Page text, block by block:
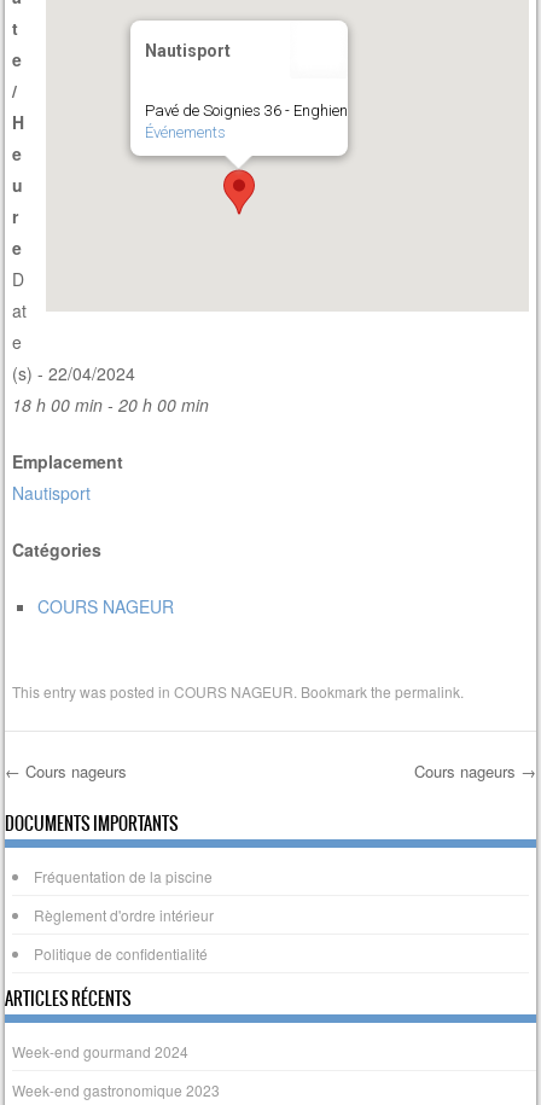
Nautisport
Pavé de Soignies 36 - Enghien
Événements
t
e
/
H
e
u
r
e
D
at
e
(s) - 22/04/2024
18 h 00 min - 20 h 00 min
Emplacement
Nautisport
Catégories
COURS NAGEUR
This entry was posted inCOURS NAGEUR . Bookmark thepermalink
Post navigation
← Cours nageurs Cours nageurs →
DOCUMENTS IMPORTANTS
Fréquentation de la piscine
Règlement d'ordre intérieur
Politique de confidentialité
ARTICLES RÉCENTS
Week-end gourmand 2024
Week-end gastronomique 2023